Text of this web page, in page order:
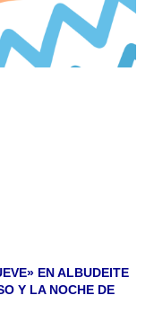
EN ALBUDEITE
Y LA NOCHE DE